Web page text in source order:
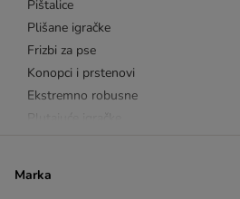
Pištalice
Plišane igračke
Frizbi za pse
Konopci i prstenovi
Ekstremno robusne
Marka